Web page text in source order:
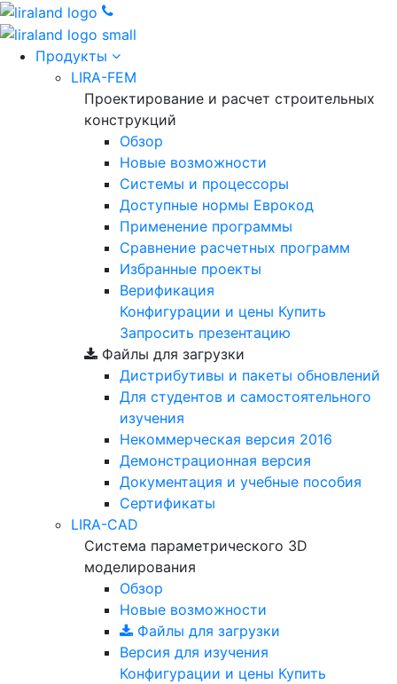
Продукты
LIRA-FEM
Проектирование и расчет строительных
конструкций
Обзор
Новые возможности
Cистемы и процессоры
Доступные нормы Еврокод
Применение программы
Сравнение расчетных программ
Избранные проекты
Верификация
Конфигурации и цены Купить
Запросить презентацию
Файлы для загрузки
Дистрибутивы и пакеты обновлений
Для студентов и самостоятельного
изучения
Некоммерческая версия 2016
Демонстрационная версия
Документация и учебные пособия
Сертификаты
LIRA-CAD
Система параметрического 3D
моделирования
Обзор
Новые возможности
Файлы для загрузки
Версия для изучения
Конфигурации и цены Купить